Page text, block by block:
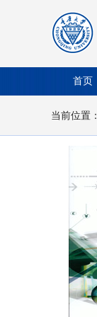
首页
当前位置：